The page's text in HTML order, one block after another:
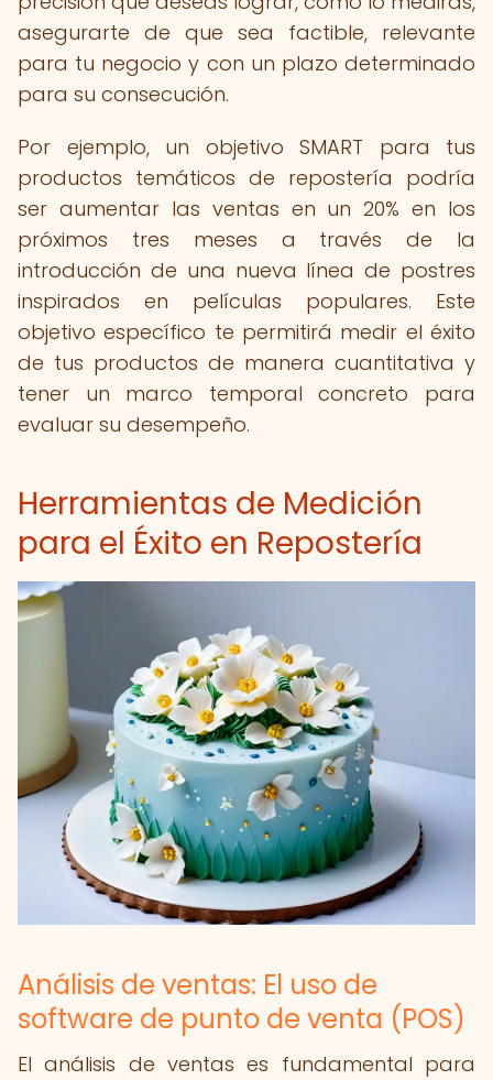
asegurarte de que sea factible, relevante
para tu negocio y con un plazo determinado
para su consecución.
Por ejemplo, un objetivo SMART para tus
productos temáticos de repostería podría
ser aumentar las ventas en un 20% en los
próximos tres meses a través de la
introducción de una nueva línea de postres
inspirados en películas populares. Este
objetivo específico te permitirá medir el éxito
de tus productos de manera cuantitativa y
tener un marco temporal concreto para
evaluar su desempeño.
Herramientas de Medición
para el Éxito en Repostería
Análisis de ventas: El uso de
software de punto de venta (POS)
El análisis de ventas es fundamental para